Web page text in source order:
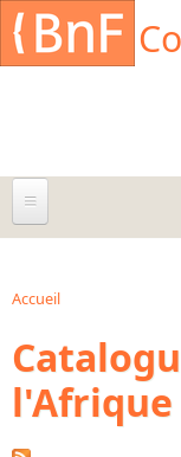
Aller au contenu principal
À propos
Agenda
Ressources
Archives
Archives orales
Accueil
l'Afrique
Cookies management